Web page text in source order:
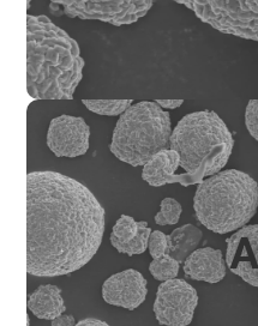
镍钴锰锂氧化